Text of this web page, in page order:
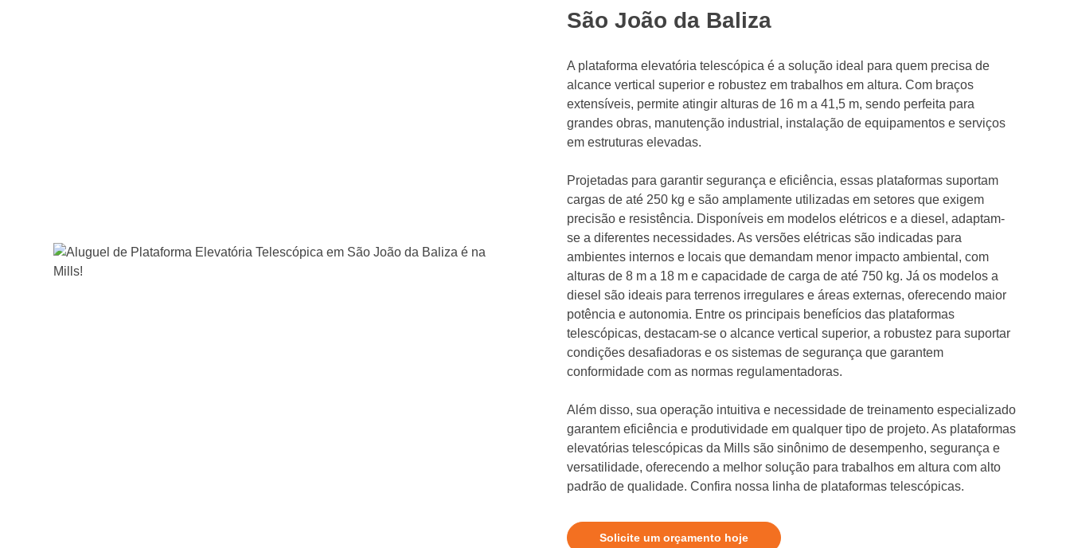
São João da Baliza
A plataforma elevatória telescópica é a solução ideal para quem precisa de
alcance vertical superior e robustez em trabalhos em altura. Com braços
extensíveis, permite atingir alturas de 16 m a 41,5 m, sendo perfeita para
grandes obras, manutenção industrial, instalação de equipamentos e serviços
em estruturas elevadas.
Projetadas para garantir segurança e eficiência, essas plataformas suportam
cargas de até 250 kg e são amplamente utilizadas em setores que exigem
precisão e resistência. Disponíveis em modelos elétricos e a diesel, adaptam-
se a diferentes necessidades. As versões elétricas são indicadas para
ambientes internos e locais que demandam menor impacto ambiental, com
alturas de 8 m a 18 m e capacidade de carga de até 750 kg. Já os modelos a
diesel são ideais para terrenos irregulares e áreas externas, oferecendo maior
potência e autonomia. Entre os principais benefícios das plataformas
telescópicas, destacam-se o alcance vertical superior, a robustez para suportar
condições desafiadoras e os sistemas de segurança que garantem
conformidade com as normas regulamentadoras.
Além disso, sua operação intuitiva e necessidade de treinamento especializado
garantem eficiência e produtividade em qualquer tipo de projeto. As plataformas
elevatórias telescópicas da Mills são sinônimo de desempenho, segurança e
versatilidade, oferecendo a melhor solução para trabalhos em altura com alto
padrão de qualidade. Confira nossa linha de plataformas telescópicas.
Solicite um orçamento hoje